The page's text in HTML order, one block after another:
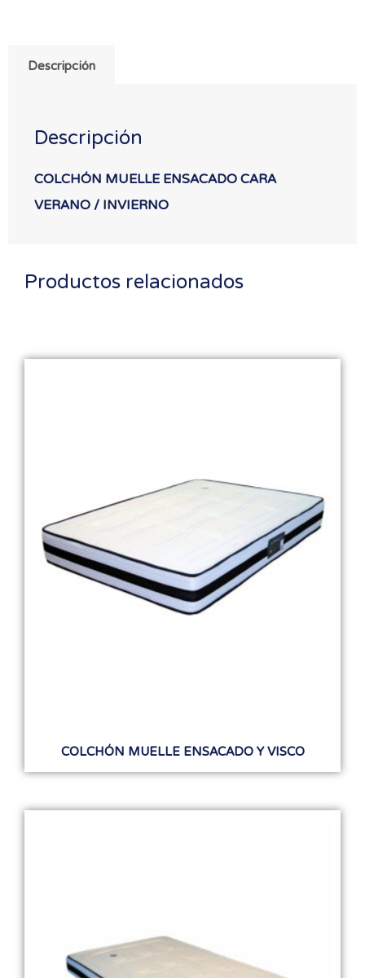
Descripción
Descripción
COLCHÓN MUELLE ENSACADO CARA
VERANO / INVIERNO
Productos relacionados
COLCHÓN MUELLE ENSACADO Y VISCO